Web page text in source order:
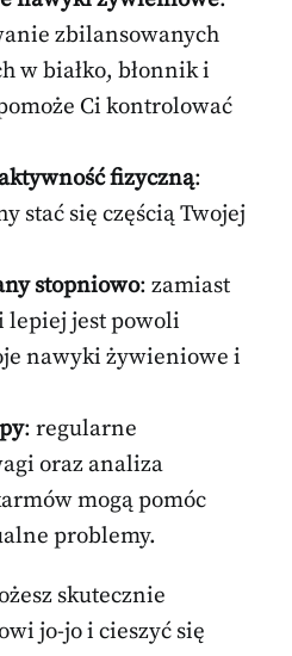
zbilansowanych
w białko, błonnik i
Ci kontrolować
fizyczną:
stać się częścią Twojej
stopniowo: zamiast
lepiej jest powoli
nawyki żywieniowe i
: regularne
oraz analiza
mogą pomóc
problemy.
skutecznie
jo-jo i cieszyć się